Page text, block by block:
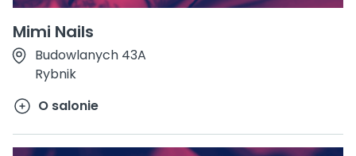
Mimi Nails
Budowlanych 43A
Rybnik
O salonie